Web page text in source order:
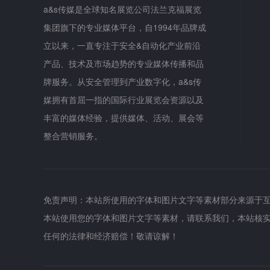
a&s传媒是全球知名展览公司法兰克福展览
集团旗下的专业媒体平台，自1994年品牌成
立以来，一直专注于安全&自动化产业前沿
产品、技术及市场趋势的专业媒体传播和品
牌服务。从安全管理到产业数字化，a&s传
媒拥有首屈一指的国际行业展览会资源以及
丰富的媒体经验，提供媒体、活动、展会等
整合营销服务。
免责声明：本站所使用的字体和图片文字等素材部分来源
本站使用您的字体和图片文字等素材，请联系我们，本站
任何的法律和经济赔偿！敬请谅解！